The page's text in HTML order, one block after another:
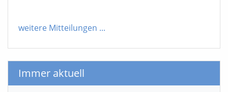
weitere Mitteilungen ...
Immer aktuell